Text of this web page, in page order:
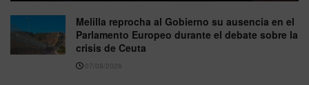
Melilla reprocha al Gobierno su ausencia en el
Parlamento Europeo durante el debate sobre la
crisis de Ceuta
07/08/2026